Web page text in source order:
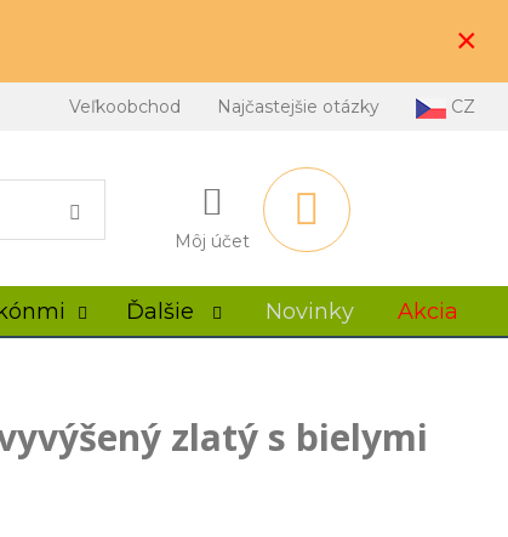
×
Veľkoobchod Najčastejšie otázky CZ
Môj účet
Ďalšie Novinky Akcia
zlatý s bielymi